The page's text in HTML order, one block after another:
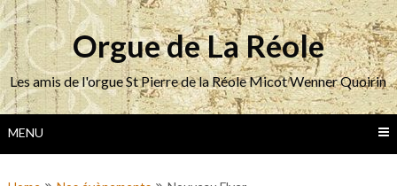
Skip
to
content
Orgue de La Réole
Les amis de l'orgue St Pierre de la Réole Micot Wenner Quoirin
MENU